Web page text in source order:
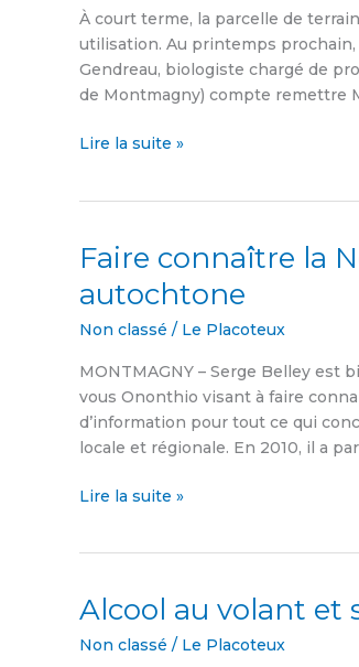
À court terme, la parcelle de
utilisation. Au printemps
Gendreau, biologiste chargé de
de Montmagny) compte remettre
chasse
printanière
à
Montmagny
Lire la suite »
Faire connaître la
autochtone
Non classé / Le Placoteux
MONTMAGNY – Serge Belley est
vous Ononthio visant à faire
d’information pour tout ce qui
locale et régionale. En 2010, il a
Faire
la
Nouvelle-
et
la
présence
autochtone
Lire la suite »
Alcool au volant et
Non classé / Le Placoteux
Alcool
volant